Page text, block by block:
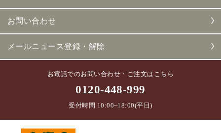
お問い合わせ
メールニュース登録・解除
お電話でのお問い合わせ・ご注文はこちら
0120-448-999
受付時間 10:00~18:00(平日)